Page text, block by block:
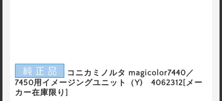
コニカミノルタ magicolor7440／
7450用イメージングユニット（Y) 4062312[メー
カー在庫限り]